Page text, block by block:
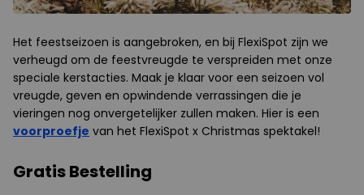
Het feestseizoen is aangebroken, en bij FlexiSpot zijn we
verheugd om de feestvreugde te verspreiden met onze
speciale kerstacties. Maak je klaar voor een seizoen vol
vreugde, geven en opwindende verrassingen die je
vieringen nog onvergetelijker zullen maken. Hier is een
voorproefje van het FlexiSpot x Christmas spektakel!
Gratis Bestelling